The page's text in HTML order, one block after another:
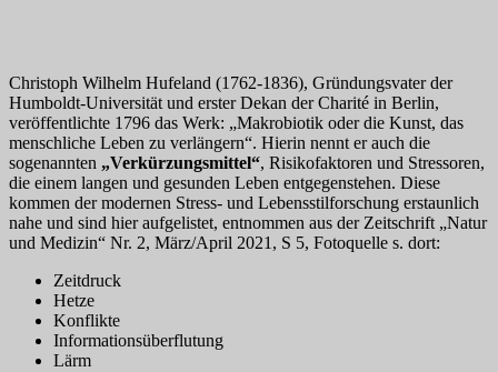
Christoph Wilhelm Hufeland (1762-1836), Gründungsvater der
Humboldt-Universität und erster Dekan der Charité in Berlin,
veröffentlichte 1796 das Werk: „Makrobiotik oder die Kunst, das
menschliche Leben zu verlängern“. Hierin nennt er auch die
sogenannten „Verkürzungsmittel“, Risikofaktoren und Stressoren,
die einem langen und gesunden Leben entgegenstehen. Diese
kommen der modernen Stress- und Lebensstilforschung erstaunlich
nahe und sind hier aufgelistet, entnommen aus der Zeitschrift „Natur
und Medizin“ Nr. 2, März/April 2021, S 5, Fotoquelle s. dort:
Zeitdruck
Hetze
Konflikte
Informationsüberflutung
Lärm